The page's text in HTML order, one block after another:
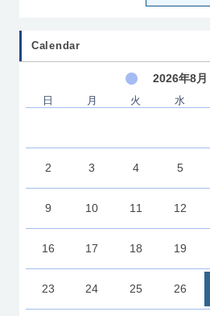
Calendar
2026年8月
日 月 火 水
2 3 4 5
9 10 11 12
16 17 18 19
23 24 25 26